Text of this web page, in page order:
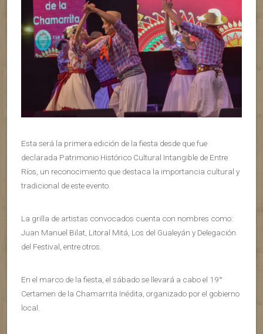
Esta será la primera edición de la fiesta desde que fue
declarada Patrimonio Histórico Cultural Intangible de Entre
Ríos, un reconocimiento que destaca la importancia cultural y
tradicional de este evento.
La grilla de artistas convocados cuenta con nombres como:
Juan Manuel Bilat, Litoral Mitá, Los del Gualeyán y Delegación
del Festival, entre otros.
En el marco de la fiesta, el sábado se llevará a cabo el 19°
Certamen de la Chamarrita Inédita, organizado por el gobierno
local.